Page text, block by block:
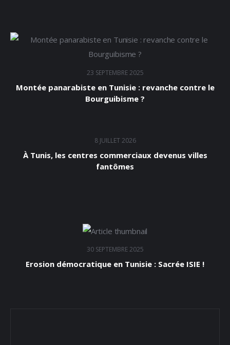
23 SEPTEMBRE 2025
Montée panarabiste en Tunisie : revanche contre le
Bourguibisme ?
8 JUILLET 2026
À Tunis, les centres commerciaux devenus villes
fantômes
30 SEPTEMBRE 2025
Erosion démocratique en Tunisie : Sacrée ISIE !